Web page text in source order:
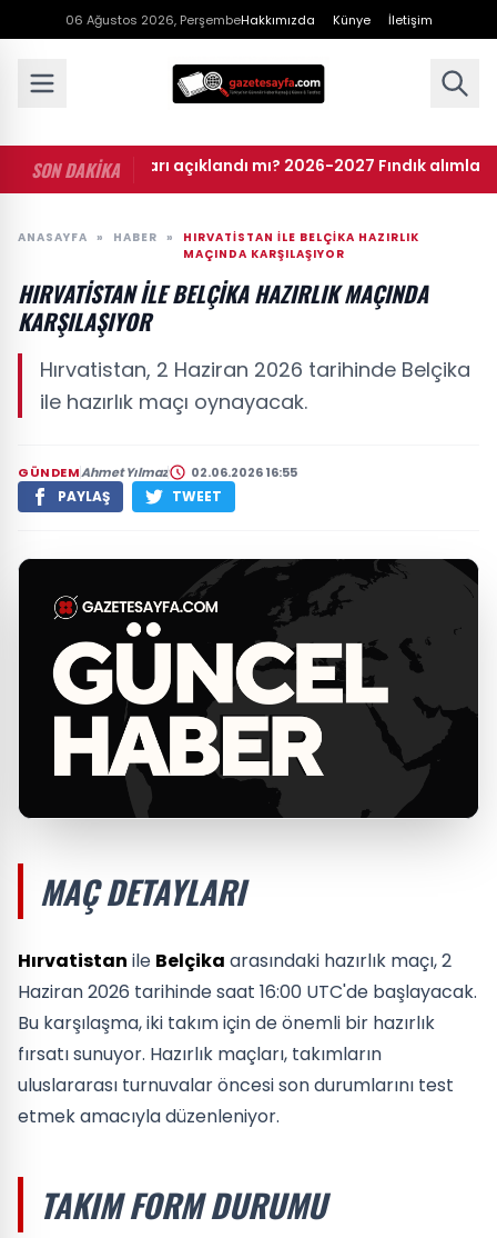
06 Ağustos 2026, PerşembeHakkımızda Künye İletişim
SON DAKİKA
• Fındık fiyatları açıklandı mı? 2026-2027 Fındık alımları
ANASAYFA » HABER »
HIRVATISTAN ILE BELÇIKA HAZIRLIK
MAÇINDA KARŞILAŞIYOR
HIRVATISTAN ILE BELÇIKA HAZIRLIK MAÇINDA
KARŞILAŞIYOR
Hırvatistan, 2 Haziran 2026 tarihinde Belçika
ile hazırlık maçı oynayacak.
GÜNDEMAhmet Yılmaz 02.06.2026 16:55
PAYLAŞ TWEET
MAÇ DETAYLARI
Hırvatistan ile Belçika arasındaki hazırlık maçı, 2
Haziran 2026 tarihinde saat 16:00 UTC'de başlayacak.
Bu karşılaşma, iki takım için de önemli bir hazırlık
fırsatı sunuyor. Hazırlık maçları, takımların
uluslararası turnuvalar öncesi son durumlarını test
etmek amacıyla düzenleniyor.
TAKIM FORM DURUMU